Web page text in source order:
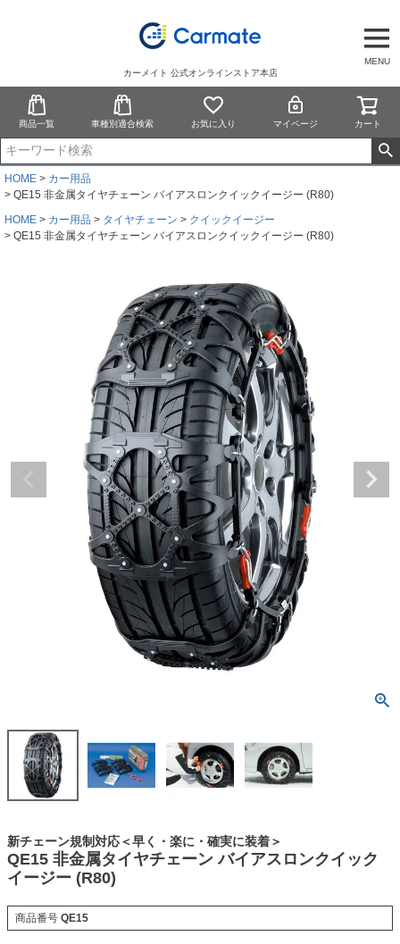
MENU
カーメイト 公式オンラインストア本店
商品一覧 車種別適合検索 お気に入り マイページ カート
HOME
カー用品
QE15 非金属タイヤチェーン バイアスロンクイックイージー (R80)
HOME
カー用品 タイヤチェーン
クイックイージー
QE15 非金属タイヤチェーン バイアスロンクイックイージー (R80)
新チェーン規制対応＜早く・楽に・確実に装着＞
QE15 非金属タイヤチェーン バイアスロンクイック
イージー (R80)
商品番号 QE15